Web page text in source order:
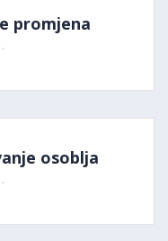
promjena
osoblja